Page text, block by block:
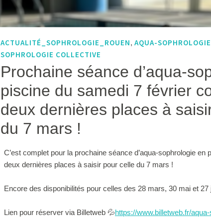
ACTUALITÉ_SOPHROLOGIE_ROUEN, AQUA-
SOPHROLOGIE COLLECTIVE
Prochaine séance d’aqua-
piscine du samedi 7 février
deux dernières places à
du 7 mars !
C’est complet pour la prochaine séance d’aqua-sophrologie en
deux dernières places à saisir pour celle du 7 mars !
Encore des disponibilités pour celles des 28 mars, 30 mai et 27
Lien pour réserver via Billetweb 💦https://www.billetweb.fr/